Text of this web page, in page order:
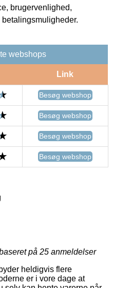
brugervenlighed,
webshops
Link
Besøg webshop
Besøg webshop
Besøg webshop
Besøg webshop
på 25 anmeldelser
heldigvis flere
er i vore dage at